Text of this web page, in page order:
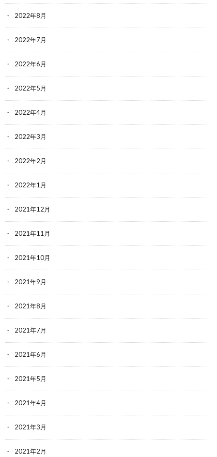
2022年8月
2022年7月
2022年6月
2022年5月
2022年4月
2022年3月
2022年2月
2022年1月
2021年12月
2021年11月
2021年10月
2021年9月
2021年8月
2021年7月
2021年6月
2021年5月
2021年4月
2021年3月
2021年2月